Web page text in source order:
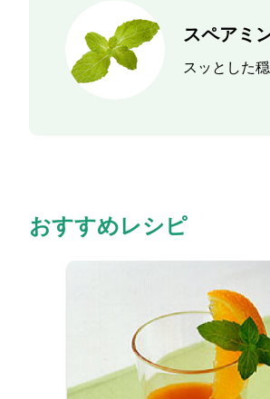
スペアミ
スッとした
おすすめレシピ